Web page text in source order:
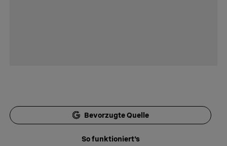
Bevorzugte Quelle
So funktioniert's